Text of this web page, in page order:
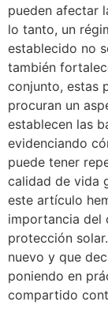
pueden afectar
lo tanto, un
establecido no
también
conjunto, estas
procuran un
establecen las
evidenciando
puede tener
calidad de vida
este artículo
importancia del
protección
nuevo y que
poniendo en
compartido